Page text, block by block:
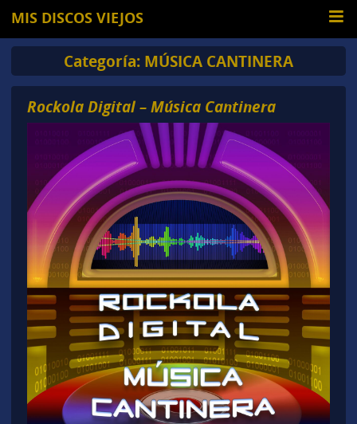
MIS DISCOS VIEJOS
Categoría: MÚSICA CANTINERA
Rockola Digital – Música Cantinera